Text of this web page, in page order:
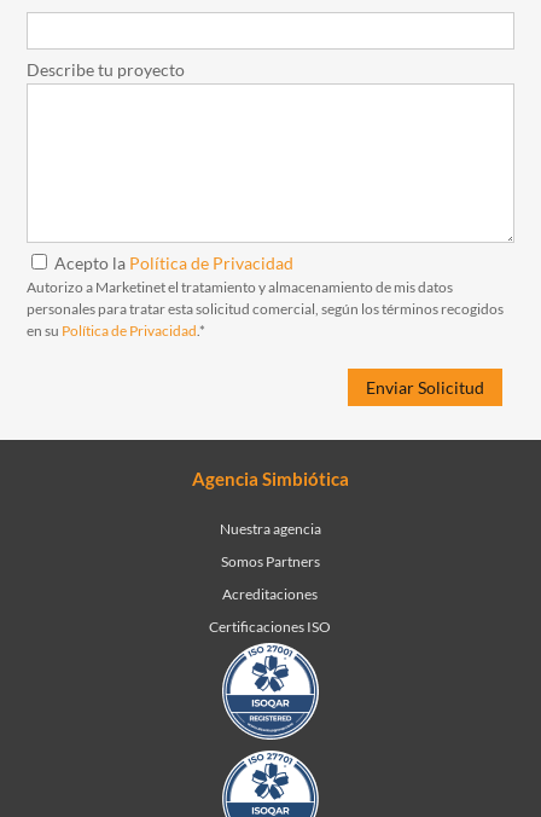
Describe tu proyecto
Acepto la Política de Privacidad
Autorizo a Marketinet el tratamiento y almacenamiento de mis datos
personales para tratar esta solicitud comercial, según los términos recogidos
en su Política de Privacidad.*
Agencia Simbiótica
Nuestra agencia
Somos Partners
Acreditaciones
Certificaciones ISO